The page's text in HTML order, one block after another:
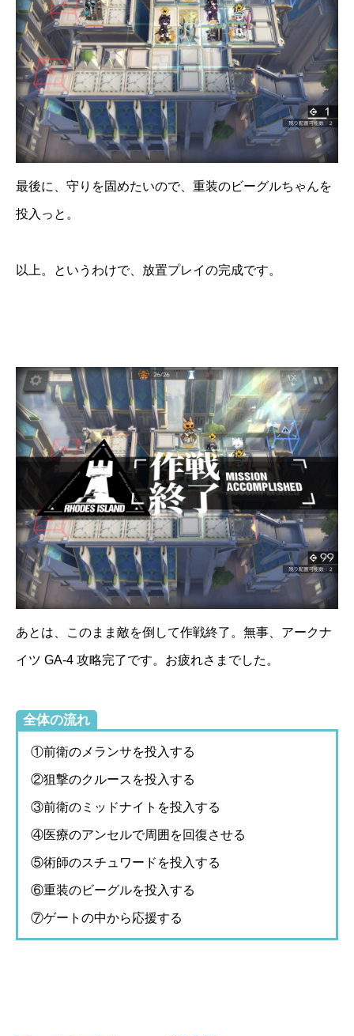
最後に、守りを固めたいので、重装のビーグルちゃんを
投入っと。
以上。というわけで、放置プレイの完成です。
あとは、このまま敵を倒して作戦終了。無事、アークナ
イツ GA-4 攻略完了です。お疲れさまでした。
全体の流れ
①前衛のメランサを投入する
②狙撃のクルースを投入する
③前衛のミッドナイトを投入する
④医療のアンセルで周囲を回復させる
⑤術師のスチュワードを投入する
⑥重装のビーグルを投入する
⑦ゲートの中から応援する